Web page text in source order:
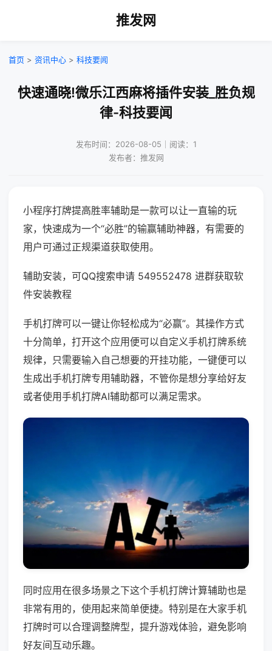
推发网
首页 > 资讯中心 > 科技要闻
快速通晓!微乐江西麻将插件安装_胜负规
律-科技要闻
发布时间：2026-08-05｜阅读：1
发布者：推发网
小程序打牌提高胜率辅助是一款可以让一直输的玩
家，快速成为一个“必胜”的输赢辅助神器，有需要的
用户可通过正规渠道获取使用。
辅助安装，可QQ搜索申请 549552478 进群获取软
件安装教程
手机打牌可以一键让你轻松成为“必赢”。其操作方式
十分简单，打开这个应用便可以自定义手机打牌系统
规律，只需要输入自己想要的开挂功能，一键便可以
生成出手机打牌专用辅助器，不管你是想分享给好友
或者使用手机打牌AI辅助都可以满足需求。
同时应用在很多场景之下这个手机打牌计算辅助也是
非常有用的，使用起来简单便捷。特别是在大家手机
打牌时可以合理调整牌型，提升游戏体验，避免影响
好友间互动乐趣。